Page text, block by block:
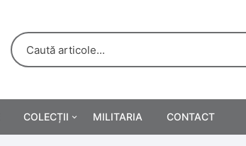
COLECȚII MILITARIA CONTACT